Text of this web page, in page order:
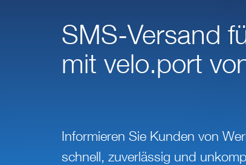
SMS-Versand
mit velo.port
Informieren Sie Kunden von
schnell, zuverlässig und